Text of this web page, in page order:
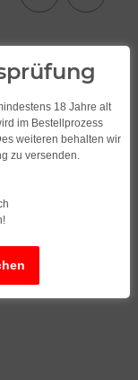
18 Jahre alt
im Bestellprozess
weiteren behalten wir
zu versenden.